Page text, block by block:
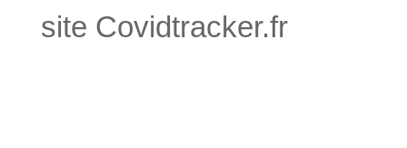
site Covidtracker.fr